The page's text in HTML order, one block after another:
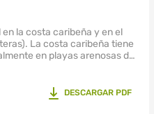
en toda la región.
bien conectada,
liberadas al final del año
como las islas Malpelo y
cual es fundamental para la
como trampolín entre las
como las Islas
la costa caribeña y en el
La costa caribeña tiene
en playas arenosas de
DESCARGAR PDF